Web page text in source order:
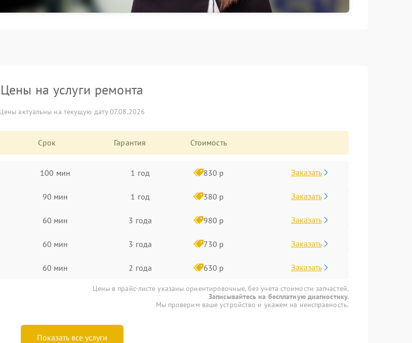
Цены на услуги ремонта
Цены актуальны на текущую дату 07.08.2026
Срок Гарантия Стоимость
100 мин 1 год 830 р Заказать
90 мин 1 год 380 р Заказать
60 мин 3 года 980 р Заказать
60 мин 3 года 730 р Заказать
60 мин 2 года 630 р Заказать
Цены в прайс-листе указаны ориентировочные, без учета стоимости запчастей.
Записывайтесь на бесплатную диагностику.
Мы проверим ваше устройство и укажем на неисправность.
Показать все услуги